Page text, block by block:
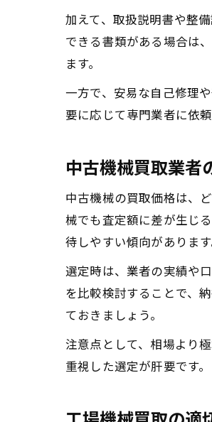
加えて、取扱説明書や整
できる書類がある場合は
ます。
一方で、安易な自己修理
要に応じて専門業者に依
中古機械買取業者
中古機械の買取価格は、
械でも査定額に差が生じ
待しやすい傾向があります
選定時は、業者の実績や
を比較検討することで、
ておきましょう。
注意点として、相場より
重視した選定が肝要です。